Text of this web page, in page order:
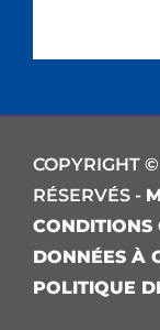
COPYRIGHT
RÉSERVÉS -
CONDITIONS
DONNÉES À
POLITIQUE